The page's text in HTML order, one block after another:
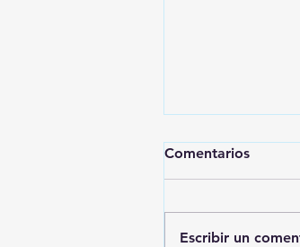
Comentarios
Escribir un